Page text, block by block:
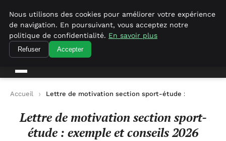
empirenewswire
Accueil Lettre de motivation section sport-étude : exemple et
Lettre de motivation section sport-
étude : exemple et conseils 2026
Nous utilisons des cookies pour améliorer votre expérience
de navigation. En poursuivant, vous acceptez notre
politique de confidentialité. En savoir plus
Refuser Accepter